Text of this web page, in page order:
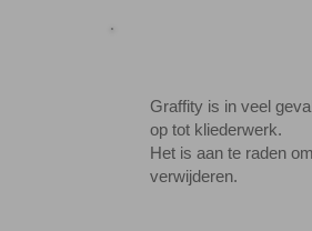
Graffity is in veel
op tot kliederwerk.
Het is aan te raden
verwijderen.